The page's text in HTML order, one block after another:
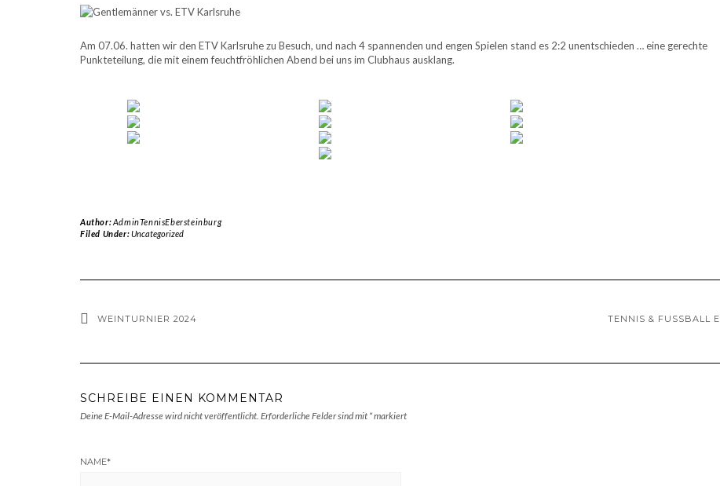
Am 07.06. hatten wir den ETV Karlsruhe zu Besuch, und nach 4 spannenden und engen Spielen stand es 2:2 unentschieden … eine gerechte
Punkteteilung, die mit einem feuchtfröhlichen Abend bei uns im Clubhaus ausklang.
Author:AdminTennisEbersteinburg
Filed Under:Uncategorized
WEINTURNIER 2024 TENNIS & FUSSBALL EM
SCHREIBE EINEN KOMMENTAR
Deine E-Mail-Adresse wird nicht veröffentlicht. Erforderliche Felder sind mit *markiert
NAME*